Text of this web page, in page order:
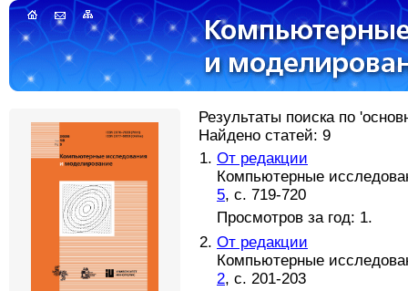
Результаты поиска по
Найдено статей: 9
От редакции
Компьютерные
5, с. 719-720
Просмотров за год: 1.
От редакции
Компьютерные
2, с. 201-203